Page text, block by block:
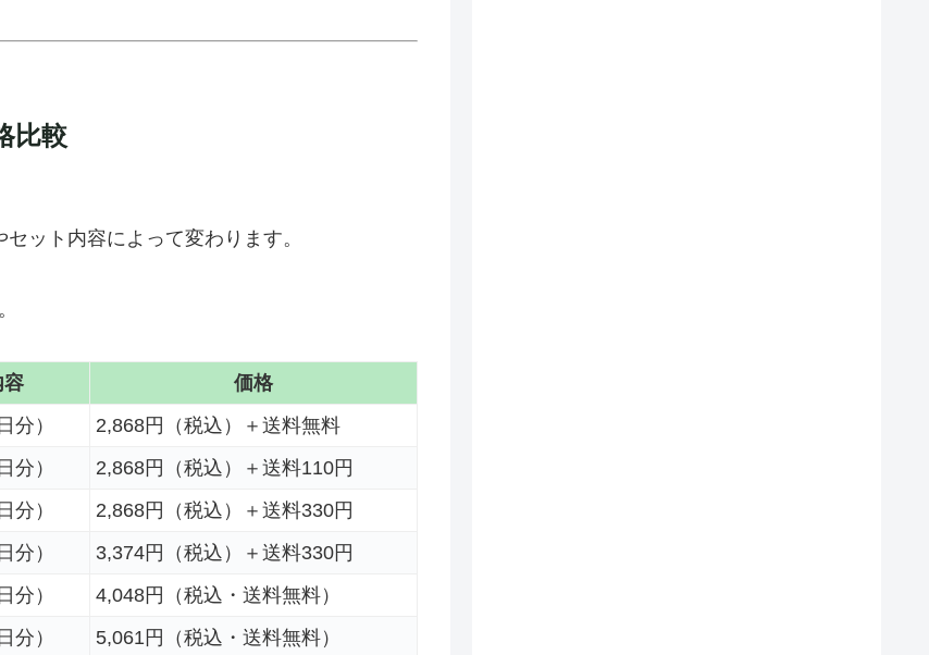
比較
ット内容によって変わります。
容
価格
分）
2,868円（税込）＋送料無料
分）
2,868円（税込）＋送料110円
分）
2,868円（税込）＋送料330円
分）
3,374円（税込）＋送料330円
分）
4,048円（税込・送料無料）
分） 5,061円（税込・送料無料）